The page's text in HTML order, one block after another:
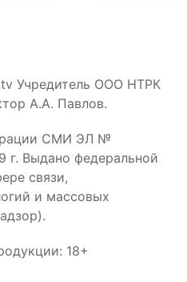
Учредитель ООО НТРК
А.А. Павлов.
СМИ ЭЛ №
г. Выдано федеральной
связи,
и массовых
18+